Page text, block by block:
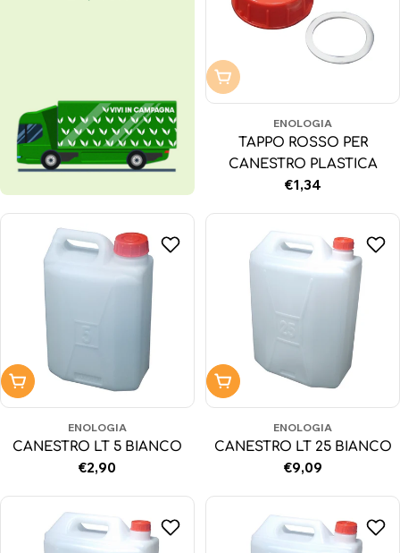
Non disponibile
ENOLOGIA
TAPPO ROSSO PER
CANESTRO PLASTICA
Prezzo
€1,34
Aggiungi al carrello
ENOLOGIA
CANESTRO LT 5 BIANCO
Prezzo
€2,90
Aggiungi al carrello
ENOLOGIA
CANESTRO LT 25 BIANCO
Prezzo
€9,09